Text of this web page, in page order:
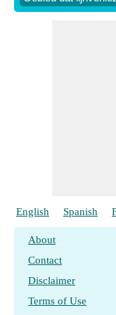
English Spanish
About
Contact
Disclaimer
Terms of Use